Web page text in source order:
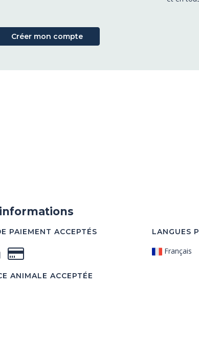
Créer mon compte
LANGUES
Français
PAIEMENT ACCEPTÉS
ANIMALE ACCEPTÉE